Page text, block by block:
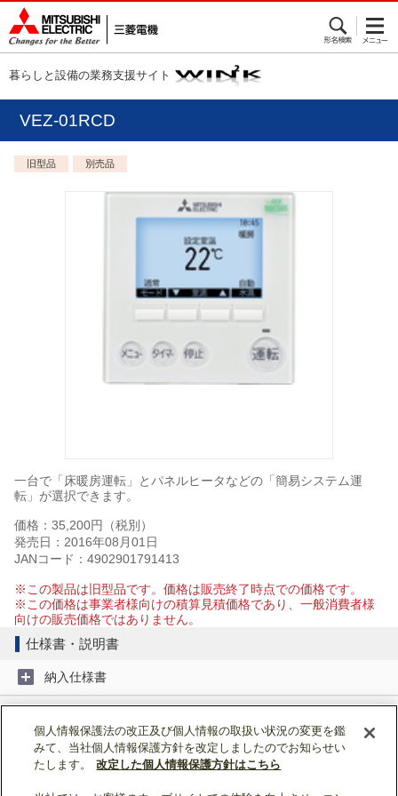
暮らしと設備の業務支援サイト
VEZ-01RCD
旧型品 別売品
一台で「床暖房運転」とパネルヒータなどの「簡易システム運
転」が選択できます。
価格：35,200円（税別）
発売日：2016年08月01日
JANコード：4902901791413
※この製品は旧型品です。価格は販売終了時点での価格です。
※この価格は事業者様向けの積算見積価格であり、一般消費者様
向けの販売価格ではありません。
仕様書・説明書
納入仕様書
据付工事説明書
個人情報保護法の改正及び個人情報の取扱い状況の変更を鑑
みて、当社個人情報保護方針を改定しましたのでお知らせい
たします。
改定した個人情報保護方針はこちら